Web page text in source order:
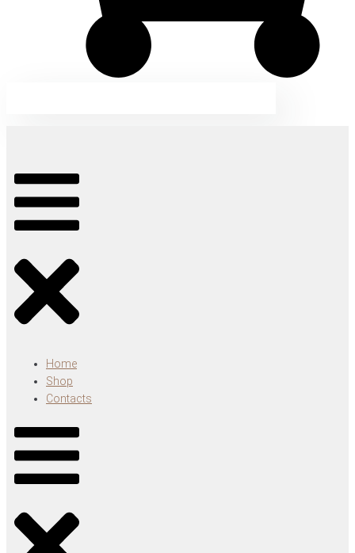
Home
Shop
Contacts